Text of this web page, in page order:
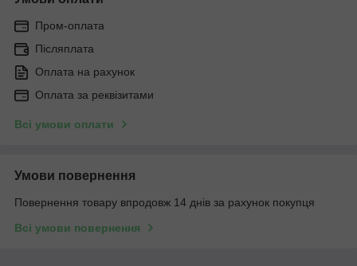
Пром-оплата
Післяплата
Оплата на рахунок
Оплата за реквізитами
Всі умови оплати
Умови повернення
Повернення товару впродовж 14 днів за рахунок покупця
Всі умови повернення